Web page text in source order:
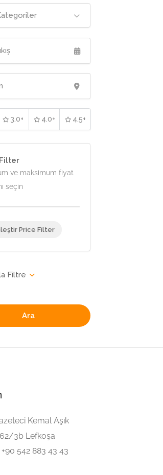
3.0+ 4.0+ 4.5+
ve maksimum fiyat
seçin
Price Filter
Ara
Kemal Aşık
3b Lefkoşa
+90 542 883 43 43